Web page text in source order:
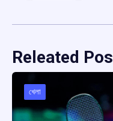
Releated
খেলা